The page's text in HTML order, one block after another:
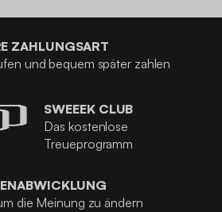
ZAHLUNGSART
und bequem später zahlen
SWEEEK CLUB
Das kostenlose
Treueprogramm
die Meinung zu ändern